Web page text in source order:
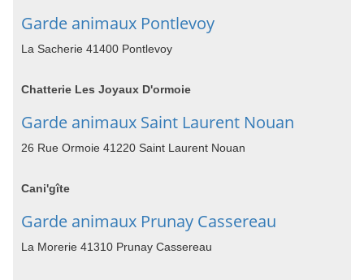
Garde animaux Pontlevoy
La Sacherie 41400 Pontlevoy
Chatterie Les Joyaux D'ormoie
Garde animaux Saint Laurent Nouan
26 Rue Ormoie 41220 Saint Laurent Nouan
Cani'gîte
Garde animaux Prunay Cassereau
La Morerie 41310 Prunay Cassereau